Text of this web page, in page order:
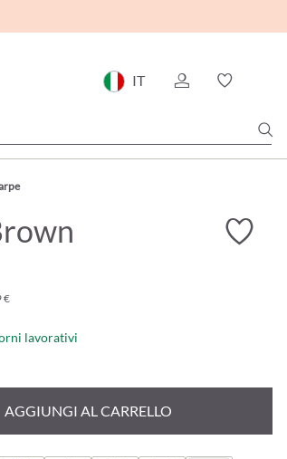
IT
€
lavorativi
AGGIUNGI AL CARRELLO